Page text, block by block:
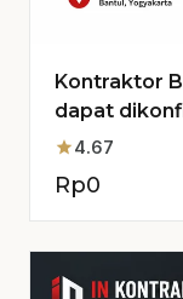
Kontraktor
dapat
untuk
star4.67
Rp0